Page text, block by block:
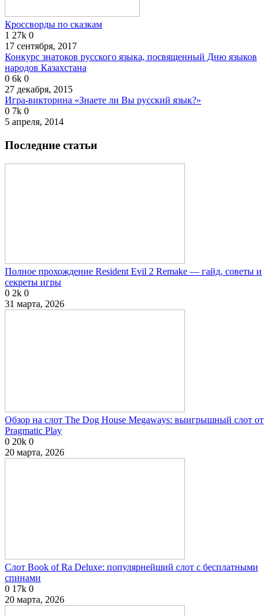
Кроссворды по сказкам
1 27k 0
17 сентября, 2017
Конкурс знатоков русского языка, посвященный Дню языков
народов Казахстана
0 6k 0
27 декабря, 2015
Игра-викторина «Знаете ли Вы русский язык?»
0 7k 0
5 апреля, 2014
Последние статьи
Полное прохождение Resident Evil 2 Remake — гайд, советы и
секреты игры
0 2k 0
31 марта, 2026
Обзор на слот The Dog House Megaways: выигрышный слот от
Pragmatic Play
0 20k 0
20 марта, 2026
Слот Book of Ra Deluxe: популярнейший слот с бесплатными
спинами
0 17k 0
20 марта, 2026